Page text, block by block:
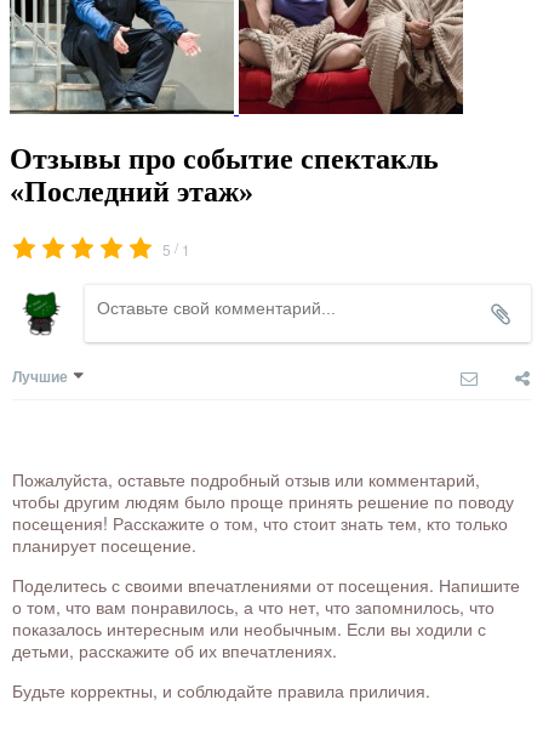
Отзывы про событие спектакль
«Последний этаж»
5 / 1
Лучшие
Пожалуйста, оставьте подробный отзыв или комментарий,
чтобы другим людям было проще принять решение по поводу
посещения! Расскажите о том, что стоит знать тем, кто только
планирует посещение.
Поделитесь с своими впечатлениями от посещения. Напишите
о том, что вам понравилось, а что нет, что запомнилось, что
показалось интересным или необычным. Если вы ходили с
детьми, расскажите об их впечатлениях.
Будьте корректны, и соблюдайте правила приличия.